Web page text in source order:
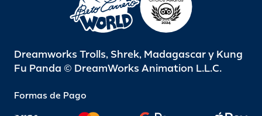
Dreamworks Trolls, Shrek, Madagascar y Kung
Fu Panda © DreamWorks Animation L.L.C.
Formas de Pago